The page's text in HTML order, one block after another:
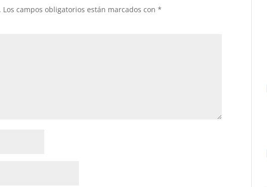
Los campos obligatorios están marcados con*